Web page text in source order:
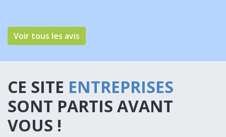
Voir tous les avis
CE SITE ENTREPRISES
SONT PARTIS AVANT
VOUS !